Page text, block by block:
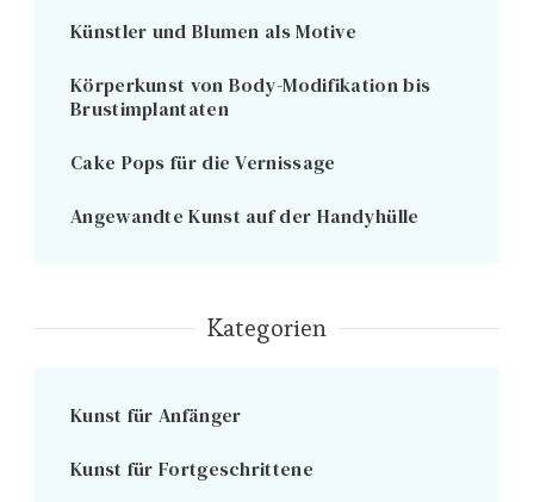
Künstler und Blumen als Motive
Körperkunst von Body-Modifikation bis
Brustimplantaten
Cake Pops für die Vernissage
Angewandte Kunst auf der Handyhülle
Kategorien
Kunst für Anfänger
Kunst für Fortgeschrittene